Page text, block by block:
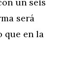
un seis
será
que en la